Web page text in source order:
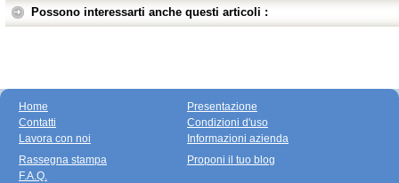
Possono interessarti anche questi articoli :
Home
Contatti
Lavora con noi
Presentazione
Condizioni d'uso
Informazioni azienda
Rassegna stampa
F.A.Q.
Proponi il tuo blog